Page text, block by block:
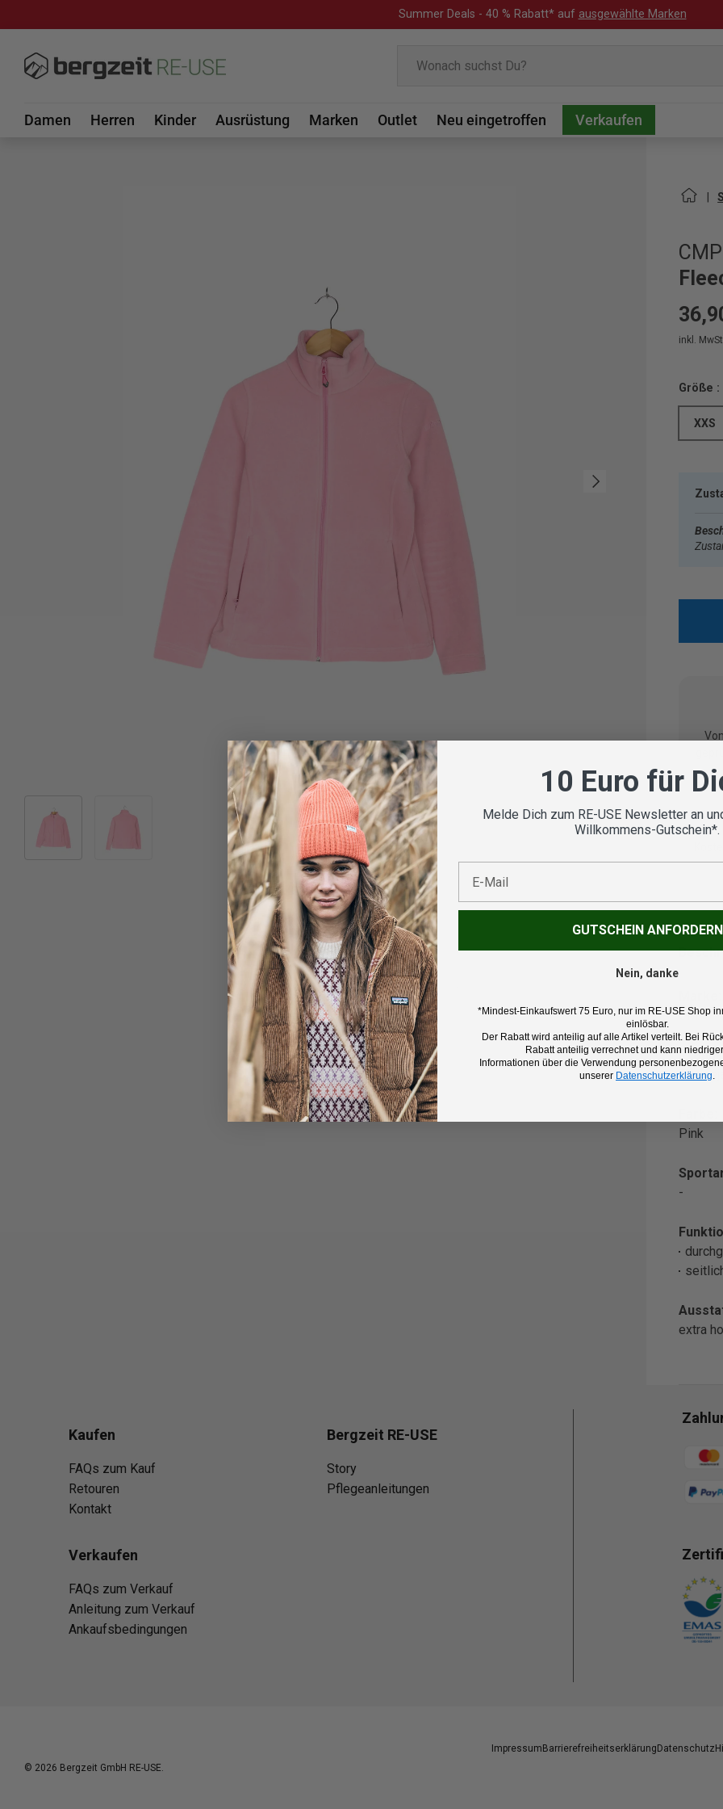
Summer Deals - 40 % Rabatt* auf ausgewählte Marken
Damen Herren Kinder Ausrüstung Marken Outlet Neu eingetroffen Verkaufen
Nächste
Bild 2 in Galerieansicht laden
CMP
inkl.
Größe :
XXS
CMP
Pink
-
extra
Kaufen
FAQs zum Kauf
Retouren
Kontakt
Bergzeit RE-USE
Story
Pflegeanleitungen
Verkaufen
FAQs zum Verkauf
Anleitung zum Verkauf
Ankaufsbedingungen
Impressum Barrierefreiheitserklärung Datenschutz
© 2026 Bergzeit GmbH RE-USE.
10 Euro für
Melde Dich zum RE-USE Newsletter an
Willkommens-Gutschein*.
GUTSCHEIN ANFORDERN
Nein, danke
*Mindest-Einkaufswert 75 Euro, nur im RE-USE Shop
einlösbar.
Der Rabatt wird anteilig auf alle Artikel verteilt. Bei
Rabatt anteilig verrechnet und kann
Informationen über die Verwendung
unserer Datenschutzerklärung.